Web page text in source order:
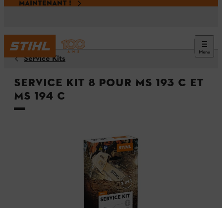
MAINTENANT !
Menu
Service Kits
Service Kit 8 pour MS 193 C et
MS 194 C